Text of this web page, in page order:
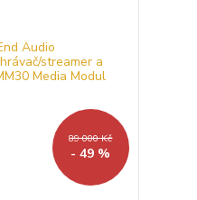
89 000 Kč
- 49 %